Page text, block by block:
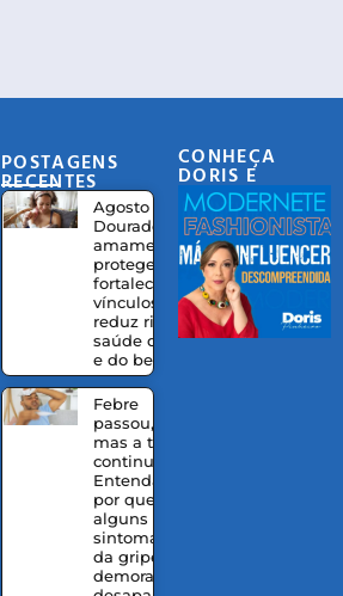
POSTAGENS
RECENTES
Agosto
Dourado:
amamentação
protege,
fortalece
vínculos e
reduz riscos à
saúde da mãe
e do bebê
Febre
passou,
mas a tosse
continua?
Entenda
por que
alguns
sintomas
da gripe
demoram a
CONHEÇA
DORIS E
EQUIPE